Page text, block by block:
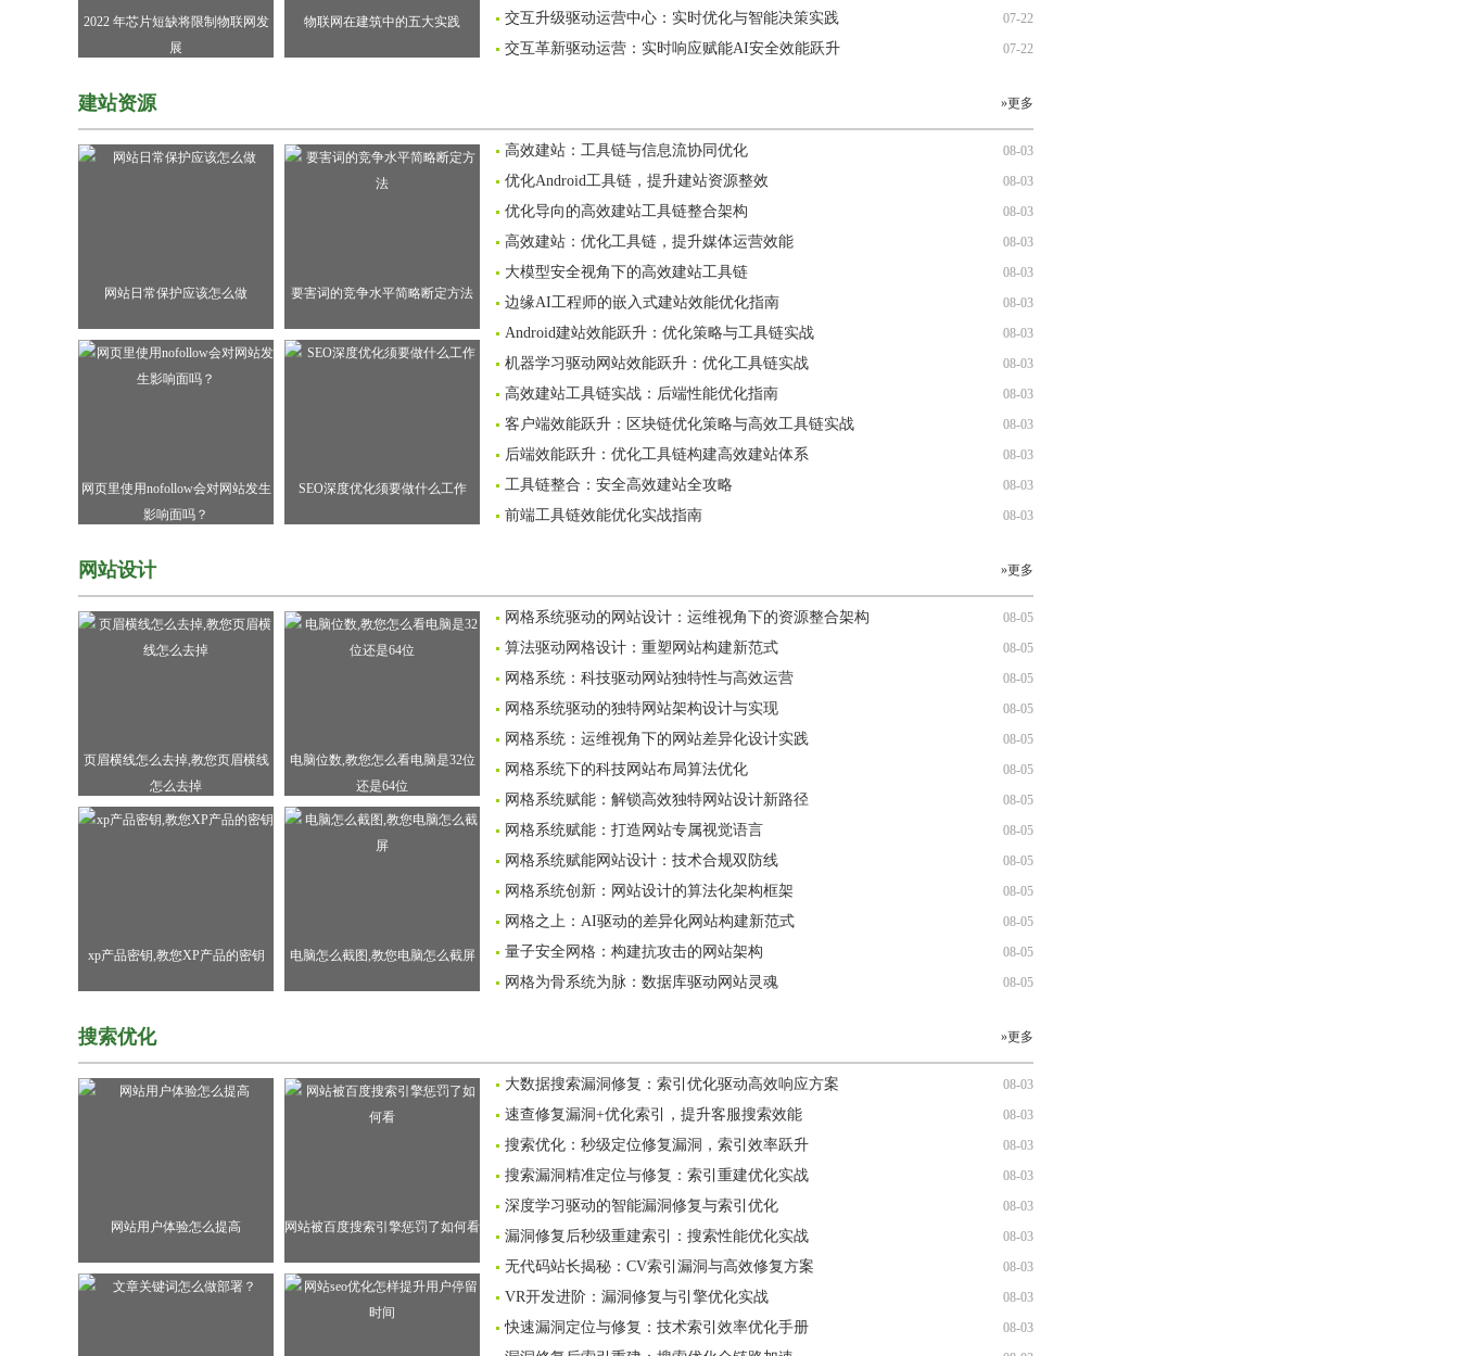
2022 年芯片短缺将限制物联网发
展
物联网在建筑中的五大实践 07-22
交互升级驱动运营中心：实时优化与智能决策实践
07-22
交互革新驱动运营：实时响应赋能AI安全效能跃升
»更多
建站资源
网站日常保护应该怎么做 要害词的竞争水平简略断定方法
网页里使用nofollow会对网站发生
影响面吗？
SEO深度优化须要做什么工作
08-03
高效建站：工具链与信息流协同优化
08-03
优化Android工具链，提升建站资源整效
08-03
优化导向的高效建站工具链整合架构
08-03
高效建站：优化工具链，提升媒体运营效能
08-03
大模型安全视角下的高效建站工具链
08-03
边缘AI工程师的嵌入式建站效能优化指南
08-03
Android建站效能跃升：优化策略与工具链实战
08-03
机器学习驱动网站效能跃升：优化工具链实战
08-03
高效建站工具链实战：后端性能优化指南
08-03
客户端效能跃升：区块链优化策略与高效工具链实战
08-03
后端效能跃升：优化工具链构建高效建站体系
08-03
工具链整合：安全高效建站全攻略
08-03
前端工具链效能优化实战指南
»更多
网站设计
页眉横线怎么去掉,教您页眉横线
怎么去掉
电脑位数,教您怎么看电脑是32位
还是64位
xp产品密钥,教您XP产品的密钥 电脑怎么截图,教您电脑怎么截屏
08-05
网格系统驱动的网站设计：运维视角下的资源整合架构
08-05
算法驱动网格设计：重塑网站构建新范式
08-05
网格系统：科技驱动网站独特性与高效运营
08-05
网格系统驱动的独特网站架构设计与实现
08-05
网格系统：运维视角下的网站差异化设计实践
08-05
网格系统下的科技网站布局算法优化
08-05
网格系统赋能：解锁高效独特网站设计新路径
08-05
网格系统赋能：打造网站专属视觉语言
08-05
网格系统赋能网站设计：技术合规双防线
08-05
网格系统创新：网站设计的算法化架构框架
08-05
网格之上：AI驱动的差异化网站构建新范式
08-05
量子安全网格：构建抗攻击的网站架构
08-05
网格为骨系统为脉：数据库驱动网站灵魂
»更多
搜索优化
网站用户体验怎么提高 网站被百度搜索引擎惩罚了如何看
08-03
大数据搜索漏洞修复：索引优化驱动高效响应方案
08-03
速查修复漏洞+优化索引，提升客服搜索效能
08-03
搜索优化：秒级定位修复漏洞，索引效率跃升
08-03
搜索漏洞精准定位与修复：索引重建优化实战
08-03
深度学习驱动的智能漏洞修复与索引优化
08-03
漏洞修复后秒级重建索引：搜索性能优化实战
08-03
无代码站长揭秘：CV索引漏洞与高效修复方案
08-03
VR开发进阶：漏洞修复与引擎优化实战
08-03
快速漏洞定位与修复：技术索引效率优化手册